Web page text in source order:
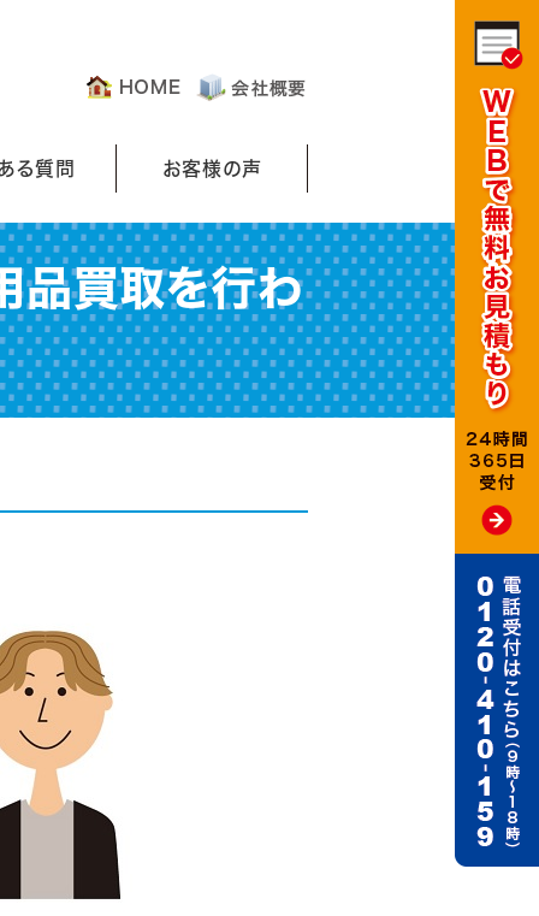
る質問 お客様の声
品買取を行わ